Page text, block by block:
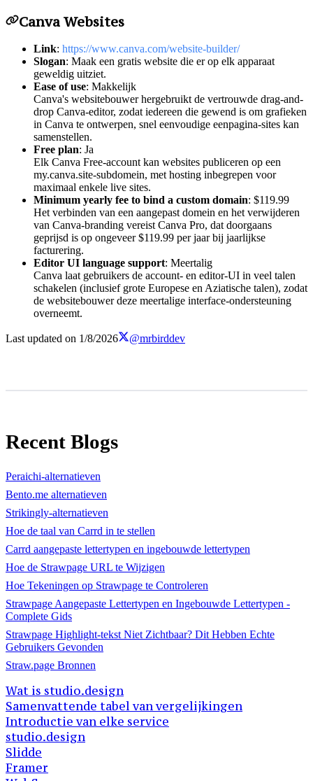
Canva Websites
Link: https://www.canva.com/website-builder/
Slogan: Maak een gratis website die er op elk apparaat
geweldig uitziet.
Ease of use: Makkelijk
Canva's websitebouwer hergebruikt de vertrouwde drag-and-
drop Canva-editor, zodat iedereen die gewend is om grafieken
in Canva te ontwerpen, snel eenvoudige eenpagina-sites kan
samenstellen.
Free plan: Ja
Elk Canva Free-account kan websites publiceren op een
my.canva.site-subdomein, met hosting inbegrepen voor
maximaal enkele live sites.
Minimum yearly fee to bind a custom domain: $119.99
Het verbinden van een aangepast domein en het verwijderen
van Canva-branding vereist Canva Pro, dat doorgaans
geprijsd is op ongeveer $119.99 per jaar bij jaarlijkse
facturering.
Editor UI language support: Meertalig
Canva laat gebruikers de account- en editor-UI in veel talen
schakelen (inclusief grote Europese en Aziatische talen), zodat
de websitebouwer deze meertalige interface-ondersteuning
overneemt.
Last updated on 1/8/2026 @mrbirddev
Recent Blogs
Peraichi-alternatieven
Bento.me alternatieven
Strikingly-alternatieven
Hoe de taal van Carrd in te stellen
Carrd aangepaste lettertypen en ingebouwde lettertypen
Hoe de Strawpage URL te Wijzigen
Hoe Tekeningen op Strawpage te Controleren
Strawpage Aangepaste Lettertypen en Ingebouwde Lettertypen -
Complete Gids
Strawpage Highlight-tekst Niet Zichtbaar? Dit Hebben Echte
Gebruikers Gevonden
Straw.page Bronnen
Wat is studio.design
Samenvattende tabel van vergelijkingen
Introductie van elke service
studio.design
Slidde
Framer